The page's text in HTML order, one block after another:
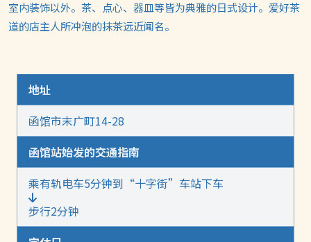
室内装饰以外。茶、点心、器皿等皆为典雅的日式设计。爱好茶
道的店主人所冲泡的抹茶远近闻名。
地址
函馆市末广町14-28
函馆站始发的交通指南
乘有轨电车5分钟到“十字街”车站下车
步行2分钟